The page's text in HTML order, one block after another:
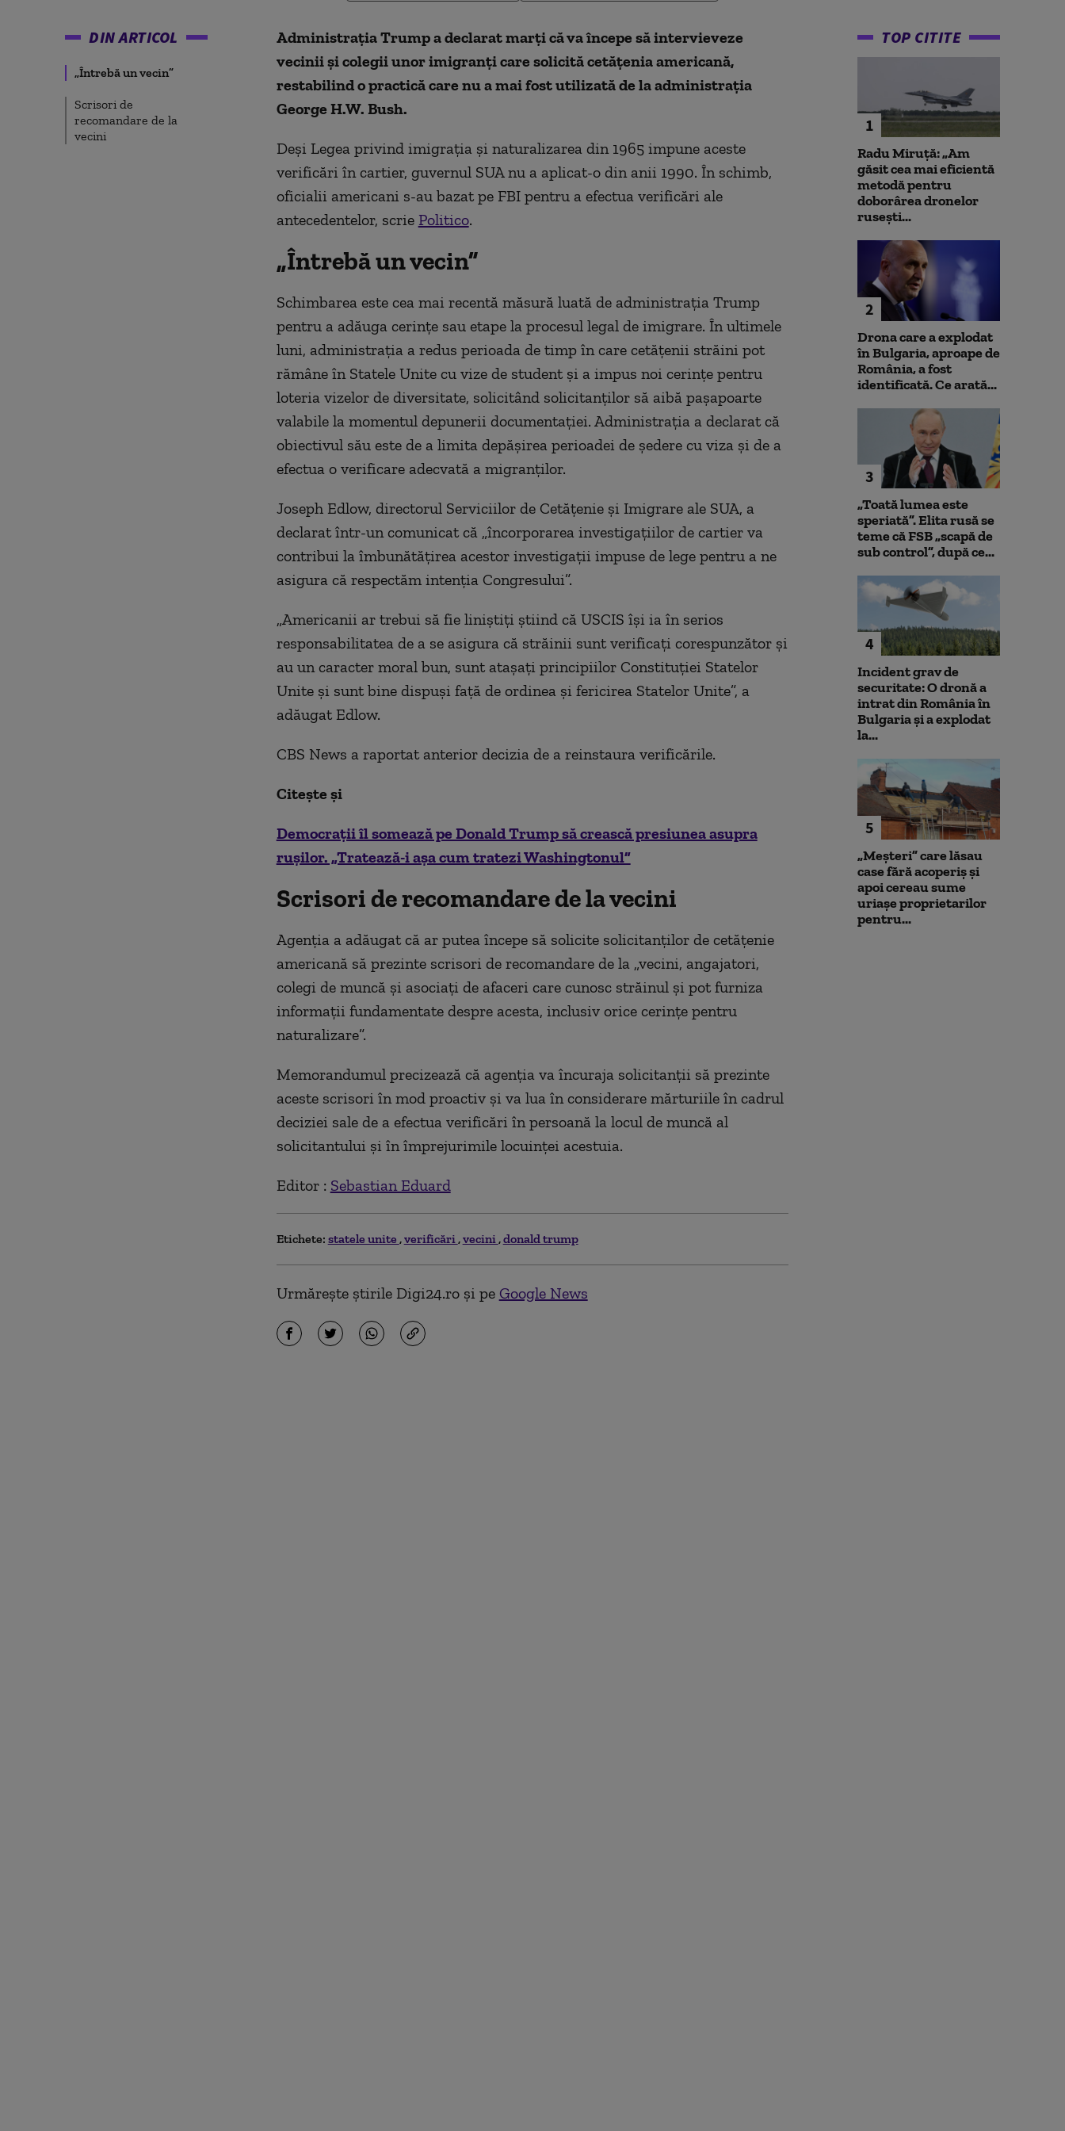
DIN ARTICOL
„Întrebă un vecin”
Scrisori de
recomandare de la
vecini
Administrația Trump a declarat marți că va începe să intervieveze
vecinii și colegii unor imigranți care solicită cetățenia americană,
restabilind o practică care nu a mai fost utilizată de la administrația
George H.W. Bush.
Deși Legea privind imigrația și naturalizarea din 1965 impune aceste
verificări în cartier, guvernul SUA nu a aplicat-o din anii 1990. În schimb,
oficialii americani s-au bazat pe FBI pentru a efectua verificări ale
antecedentelor, scrie Politico.
„Întrebă un vecin”
Schimbarea este cea mai recentă măsură luată de administrația Trump
pentru a adăuga cerințe sau etape la procesul legal de imigrare. În ultimele
luni, administrația a redus perioada de timp în care cetățenii străini pot
rămâne în Statele Unite cu vize de student și a impus noi cerințe pentru
loteria vizelor de diversitate, solicitând solicitanților să aibă pașapoarte
valabile la momentul depunerii documentației. Administrația a declarat că
obiectivul său este de a limita depășirea perioadei de ședere cu viza și de a
efectua o verificare adecvată a migranților.
Joseph Edlow, directorul Serviciilor de Cetățenie și Imigrare ale SUA, a
declarat într-un comunicat că „încorporarea investigațiilor de cartier va
contribui la îmbunătățirea acestor investigații impuse de lege pentru a ne
asigura că respectăm intenția Congresului”.
„Americanii ar trebui să fie liniștiți știind că USCIS își ia în serios
responsabilitatea de a se asigura că străinii sunt verificați corespunzător și
au un caracter moral bun, sunt atașați principiilor Constituției Statelor
Unite și sunt bine dispuși față de ordinea și fericirea Statelor Unite”, a
adăugat Edlow.
CBS News a raportat anterior decizia de a reinstaura verificările.
Citește și
Democrații îl somează pe Donald Trump să crească presiunea asupra
rușilor. „Tratează-i așa cum tratezi Washingtonul”
Scrisori de recomandare de la vecini
Agenția a adăugat că ar putea începe să solicite solicitanților de cetățenie
americană să prezinte scrisori de recomandare de la „vecini, angajatori,
colegi de muncă și asociați de afaceri care cunosc străinul și pot furniza
informații fundamentate despre acesta, inclusiv orice cerințe pentru
naturalizare”.
Memorandumul precizează că agenția va încuraja solicitanții să prezinte
aceste scrisori în mod proactiv și va lua în considerare mărturiile în cadrul
deciziei sale de a efectua verificări în persoană la locul de muncă al
solicitantului și în împrejurimile locuinței acestuia.
Editor : Sebastian Eduard
Etichete: statele unite verificări vecini donald trump
Urmărește știrile Digi24.ro și pe Google News
TOP CITITE
1
Radu Miruță: „Am
găsit cea mai eficientă
metodă pentru
doborârea dronelor
rusești...
2
Drona care a explodat
în Bulgaria, aproape de
România, a fost
identificată. Ce arată...
3
„Toată lumea este
speriată”. Elita rusă se
teme că FSB „scapă de
sub control”, după ce...
4
Incident grav de
securitate: O dronă a
intrat din România în
Bulgaria şi a explodat
la...
5
„Meșteri” care lăsau
case fără acoperiș și
apoi cereau sume
uriașe proprietarilor
pentru...